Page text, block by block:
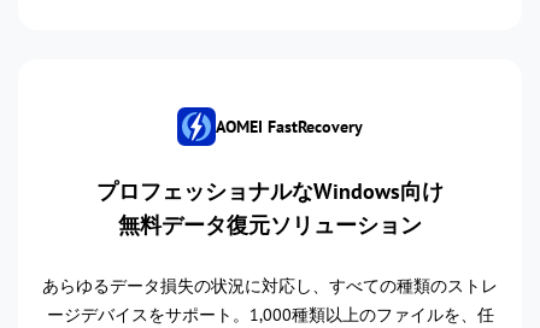
AOMEI FastRecovery
プロフェッショナルなWindows向け
無料データ復元ソリューション
あらゆるデータ損失の状況に対応し、すべての種類のストレ
ージデバイスをサポート。1,000種類以上のファイルを、任